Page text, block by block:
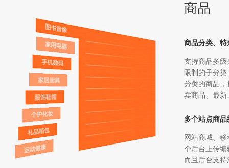
商品
商品分类、特
支持商品多
限制的子分
分类的商品
卖商品、最
多个站点商品
网站商城、
个后台上传
而且后台支